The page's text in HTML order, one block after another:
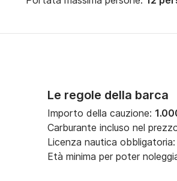
Le regole della barca
Importo della cauzione:
Carburante incluso nel
Licenza nautica obbligatoria:
Età minima per poter